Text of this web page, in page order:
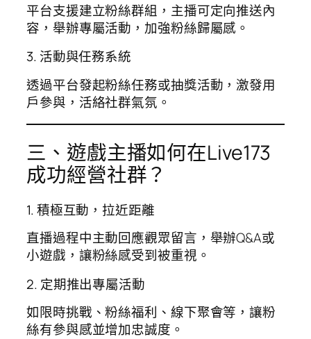
平台支援建立粉絲群組，主播可定向推送內
容，舉辦專屬活動，加強粉絲歸屬感。
3. 活動與任務系統
透過平台發起粉絲任務或抽獎活動，激發用
戶參與，活絡社群氣氛。
三、遊戲主播如何在Live173
成功經營社群？
1. 積極互動，拉近距離
直播過程中主動回應觀眾留言，舉辦Q&A或
小遊戲，讓粉絲感受到被重視。
2. 定期推出專屬活動
如限時挑戰、粉絲福利、線下聚會等，讓粉
絲有參與感並增加忠誠度。